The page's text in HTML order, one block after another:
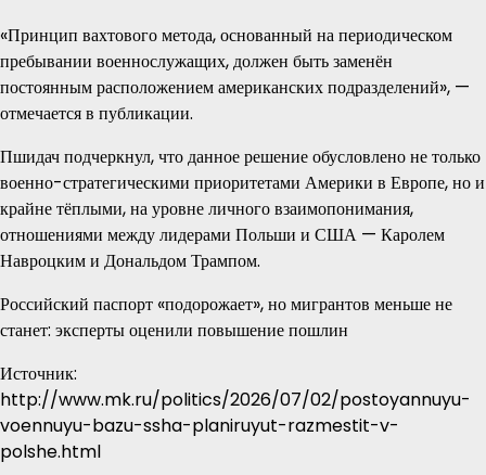
«Принцип вахтового метода, основанный на периодическом
пребывании военнослужащих, должен быть заменён
постоянным расположением американских подразделений», —
отмечается в публикации.
Пшидач подчеркнул, что данное решение обусловлено не только
военно-стратегическими приоритетами Америки в Европе, но и
крайне тёплыми, на уровне личного взаимопонимания,
отношениями между лидерами Польши и США — Каролем
Навроцким и Дональдом Трампом.
Российский паспорт «подорожает», но мигрантов меньше не
станет: эксперты оценили повышение пошлин
Источник:
http://www.mk.ru/politics/2026/07/02/postoyannuyu-
voennuyu-bazu-ssha-planiruyut-razmestit-v-
polshe.html